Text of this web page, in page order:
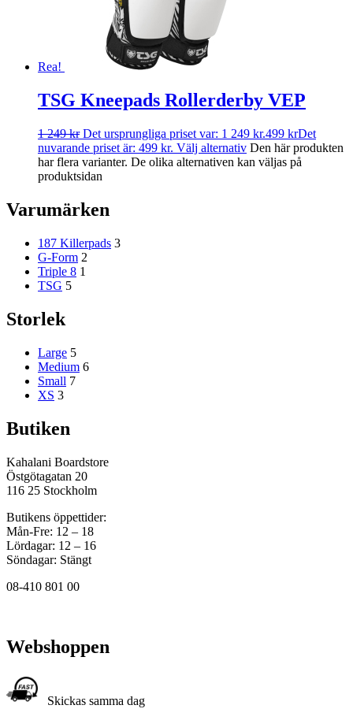
Rea!
TSG Kneepads Rollerderby VEP
1 249kr Det ursprungliga priset var: 1 249 kr.499 krDet
nuvarande priset är: 499 kr. Välj alternativ Den här produkten
har flera varianter. De olika alternativen kan väljas på
produktsidan
Varumärken
187 Killerpads 3
G-Form 2
Triple 8 1
TSG 5
Storlek
Large 5
Medium 6
Small 7
XS 3
Butiken
Kahalani Boardstore
Östgötagatan 20
116 25 Stockholm
Butikens öppettider:
Mån-Fre: 12 – 18
Lördagar: 12 – 16
Söndagar: Stängt
08-410 801 00
Webshoppen
Skickas samma dag